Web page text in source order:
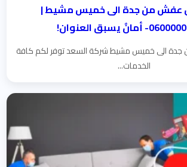
عفش من جدة الى خميس مشيط |
الى خميس مشيط شركة السعد توفر لكم كافة
الخدمات...